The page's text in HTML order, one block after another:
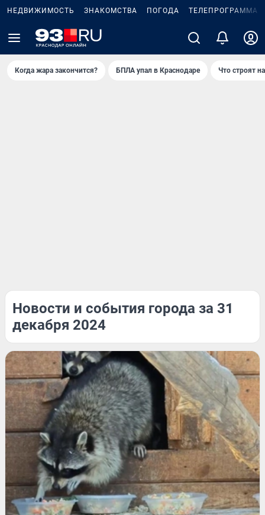
НЕДВИЖИМОСТЬ ЗНАКОМСТВА ПОГОДА ТЕЛЕПРОГРАММА
Когда жара закончится? БПЛА упал в Краснодаре Что строят
Новости и события города за 31
декабря 2024